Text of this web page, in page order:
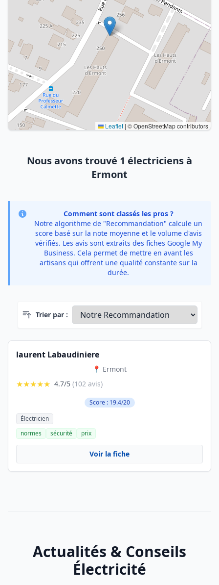
Leaflet | © OpenStreetMap contributors
Nous avons trouvé 1 électriciens à
Ermont
Comment sont classés les pros ?
Notre algorithme de "Recommandation" calcule un
score basé sur la note moyenne et le volume d'avis
vérifiés. Les avis sont extraits des fiches Google My
Business. Cela permet de mettre en avant les
artisans qui offrent une qualité constante sur la
durée.
Trier par :
laurent Labaudiniere
📍 Ermont
★★★★★ 4.7/5 (102 avis)
Score : 19.4/20
Électricien
normes
sécurité prix
Voir la fiche
Actualités & Conseils
Électricité